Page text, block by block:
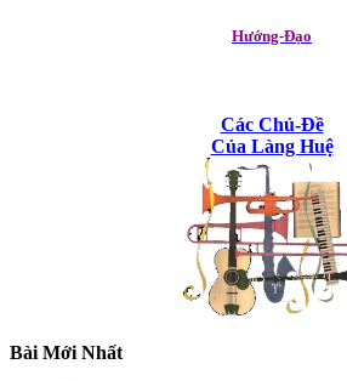
Hướng-Đạo
Các Chủ-Đề
Của Làng Huệ
Bài Mới Nhất